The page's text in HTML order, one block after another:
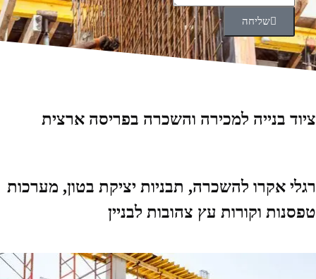
שליחה
ציוד בנייה למכירה והשכרה בפריסה ארצית
רגלי אקרו להשכרה, תבניות יציקת בטון, מערכות
טפסנות וקורות עץ צהובות לבניין